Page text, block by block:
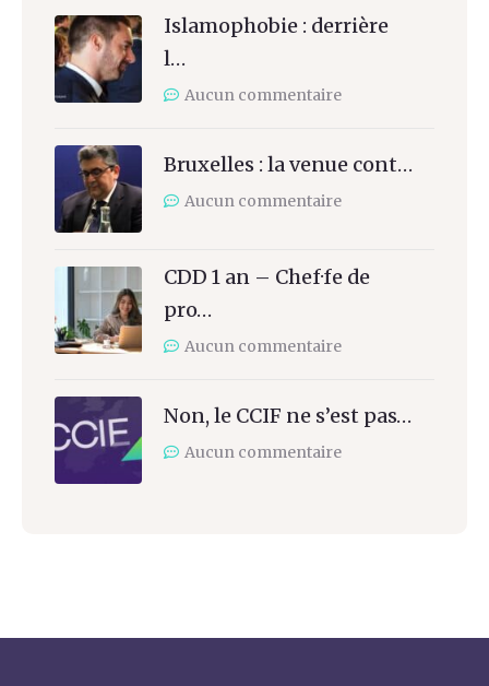
Islamophobie : derrière
l…
Aucun commentaire
Bruxelles : la venue cont…
Aucun commentaire
CDD 1 an – Chef·fe de
pro…
Aucun commentaire
Non, le CCIF ne s’est pas…
Aucun commentaire